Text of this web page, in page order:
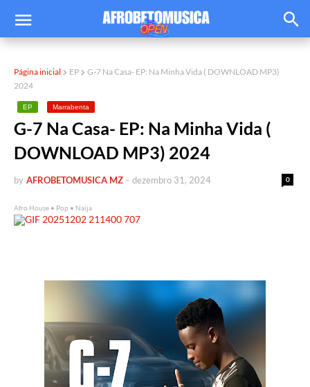
Página inicial EP
G-7 Na Casa- EP: Na Minha Vida ( DOWNLOAD MP3)
2024
EP Marrabenta
G-7 Na Casa- EP: Na Minha Vida (
DOWNLOAD MP3) 2024
by AFROBETOMUSICA MZ 0
- dezembro 31, 2024
Afro House • Pop • Naija